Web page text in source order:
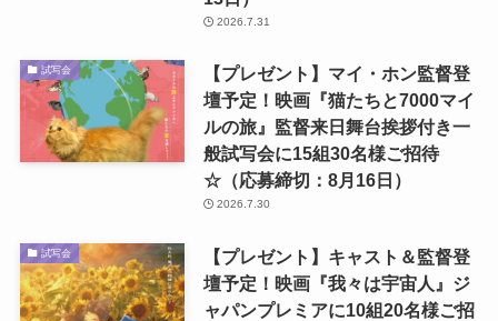
2026.7.31
試写会
【プレゼント】マイ・ホン監督登
壇予定！映画『猫たちと7000マイ
ルの旅』監督来日舞台挨拶付き一
般試写会に15組30名様ご招待
☆（応募締切：8月16日）
2026.7.30
試写会
【プレゼント】キャスト＆監督登
壇予定！映画『我々は宇宙人』ジ
ャパンプレミアに10組20名様ご招